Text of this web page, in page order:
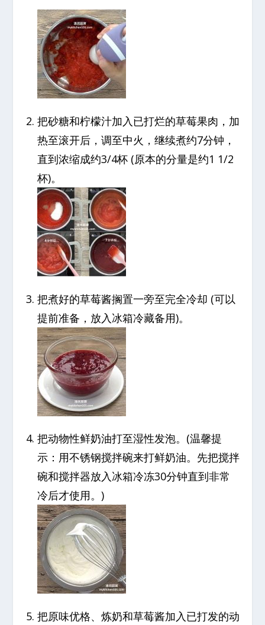
把砂糖和柠檬汁加入已打烂的草莓果肉，加
热至滚开后，调至中火，继续煮约7分钟，
直到浓缩成约3/4杯 (原本的分量是约1 1/2
杯)。
把煮好的草莓酱搁置一旁至完全冷却 (可以
提前准备，放入冰箱冷藏备用)。
把动物性鲜奶油打至湿性发泡。(温馨提
示：用不锈钢搅拌碗来打鲜奶油。先把搅拌
碗和搅拌器放入冰箱冷冻30分钟直到非常
冷后才使用。)
把原味优格、炼奶和草莓酱加入已打发的动